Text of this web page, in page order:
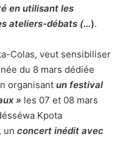
en utilisant les
ateliers-débats (…).
Colas, veut sensibiliser
du 8 mars dédiée
organisant un festival
» les 07 et 08 mars
Kpota
un concert inédit avec